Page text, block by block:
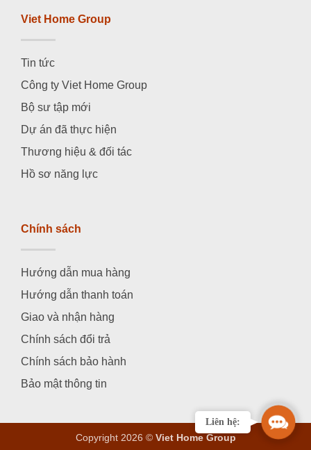
Viet Home Group
Tin tức
Công ty Viet Home Group
Bộ sư tập mới
Dự án đã thực hiện
Thương hiệu & đối tác
Hồ sơ năng lực
Chính sách
Hướng dẫn mua hàng
Hướng dẫn thanh toán
Giao và nhận hàng
Chính sách đổi trả
Chính sách bảo hành
Bảo mật thông tin
Copyright 2026 © Viet Home Group
Contact
Us
Liên hệ: